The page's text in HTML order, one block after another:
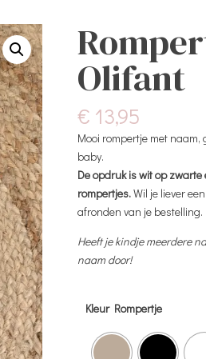
Olifant
€ 13,95
Mooi rompertje met
baby.
De opdruk is wit op
rompertjes.Wil je liever
afronden van je bestelling.
Heeft je kindje meerdere
naam door!
Kleur Rompertje